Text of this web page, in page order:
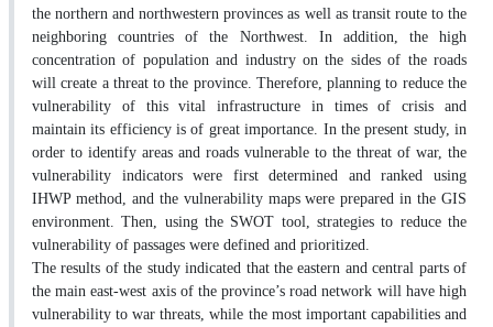
the northern and northwestern provinces as well as transit route to the
neighboring countries of the Northwest. In addition, the high
concentration of population and industry on the sides of the roads
will create a threat to the province. Therefore, planning to reduce the
vulnerability of this vital infrastructure in times of crisis and
maintain its efficiency is of great importance. In the present study, in
order to identify areas and roads vulnerable to the threat of war, the
vulnerability indicators were first determined and ranked using
IHWP method, and the vulnerability maps were prepared in the GIS
environment. Then, using the SWOT tool, strategies to reduce the
vulnerability of passages were defined and prioritized.
The results of the study indicated that the eastern and central parts of
the main east-west axis of the province’s road network will have high
vulnerability to war threats, while the most important capabilities and